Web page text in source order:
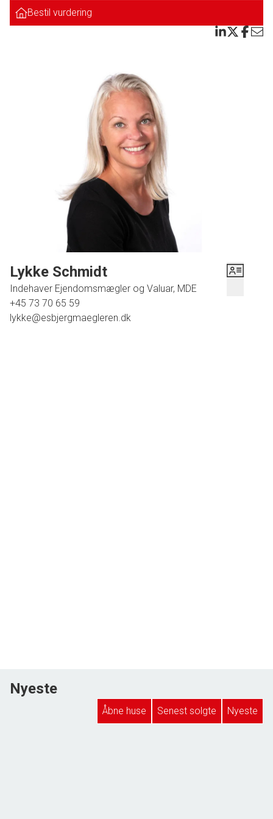
Spisestue med mulighed for at lave et ekstra værelse.
Forældreafdeling med stort soveværelse med faste skabe og trægulv og
Rummelig og lys opholdsstue med trægulv, brændeovn og udgang til haven.
Fra stuen er der adgang til separat afdeling med værelse og gæstetoilet. Her
er det kun fantasien der sætter grænser for udnyttelsen heraf.
Ejendommen er beliggende med skøn lukket og ugenert have.
En ejendom der absolut er et besøg værd, hvis man ønsker masser af plads
og en attraktiv beliggenhed.
Bestil vurdering
Lykke Schmidt
Indehaver Ejendomsmægler og Valuar, MDE
+45 73 70 65 59
lykke@esbjergmaegleren.dk
Nyeste
Åbne huse Senest solgte Nyeste